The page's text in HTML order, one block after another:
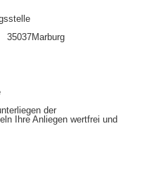
der
Ihre Anliegen wertfrei und